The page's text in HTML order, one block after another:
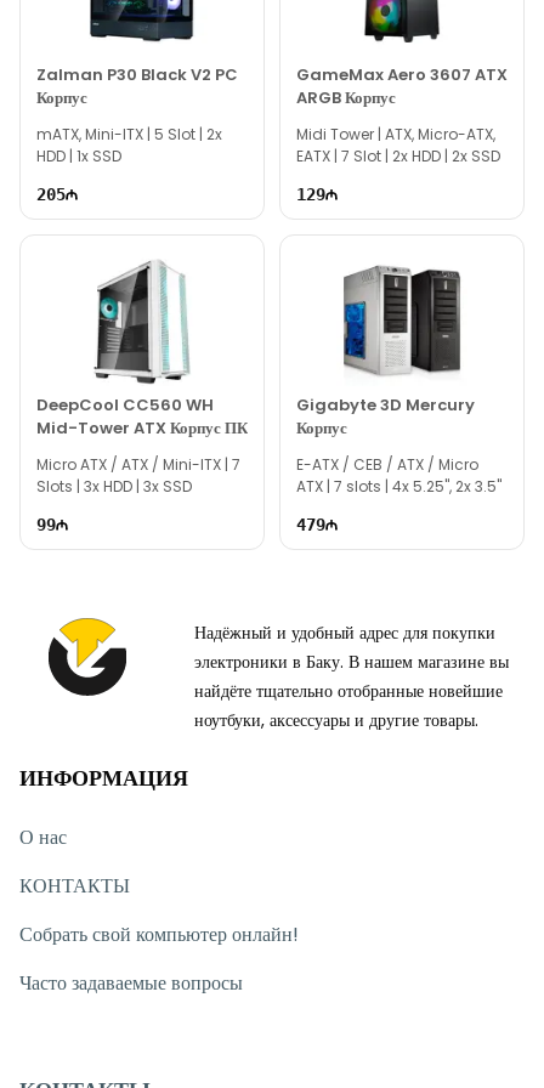
По всем вопросам, связанным с моделью Aigo DarkFlash
готова помочь вам.
электронной почте или отправить сообщение на наш номер
Благодарим вас за проявленный интерес к нам!
Zalman P30 Black V2 PC
Корпус
mATX, Mini-ITX | 5 Slot | 2x
HDD | 1x SSD
205
GameMax Aero 3607 ATX
ARGB Корпус
Midi Tower | ATX, Micro-ATX,
EATX | 7 Slot | 2x HDD | 2x SSD
129
DeepCool CC560 WH
Mid-Tower ATX Корпус ПК
Micro ATX / ATX / Mini-ITX | 7
Slots | 3x HDD | 3x SSD
99
Gigabyte 3D Mercury
Корпус
E-ATX / CEB / ATX / Micro
ATX | 7 slots | 4x 5.25", 2x 3.5"
479
Надёжный и удобный адрес для покупки
электроники в Баку. В нашем магазине вы
найдёте тщательно отобранные новейшие
ноутбуки, аксессуары и другие товары.
ИНФОРМАЦИЯ
О нас
КОНТАКТЫ
Собрать свой компьютер онлайн!
Часто задаваемые вопросы